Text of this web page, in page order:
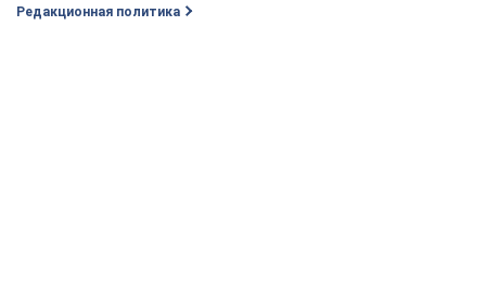
Редакционная политика